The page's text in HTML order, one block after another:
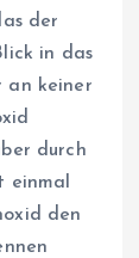
der
in das
an keiner
durch
einmal
den